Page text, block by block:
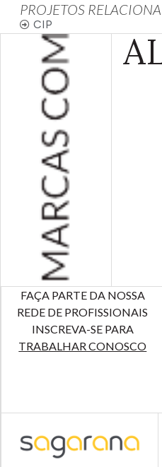
PROJETOS
CIP
FAÇA PARTE DA NOSSA
REDE DE PROFISSIONAIS
INSCREVA-SE PARA
TRABALHAR CONOSCO